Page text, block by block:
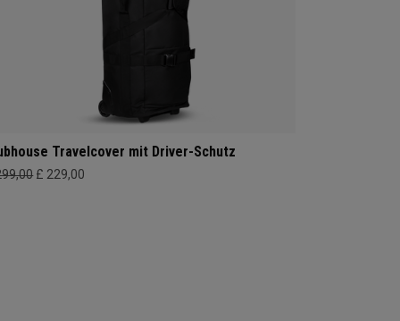
Travelcover mit Driver-Schutz
£ 229,00